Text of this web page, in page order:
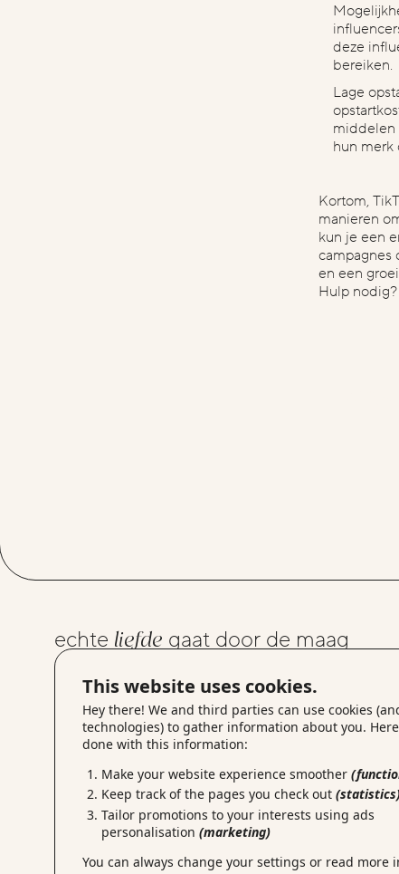
This website uses cookies.
Hey there! We and third parties can use cookies
technologies) to gather information about you.
done with this information:
Make your website experience smoother
Keep track of the pages you check out
Tailor promotions to your interests using ads
personalisation (marketing)
You can always change your settings or read more
deze
bereiken.
Lage
middelen
hun merk
​​​​​​Kortom,
manieren
kun je een
campagnes
en een
Hulp nodig?
echte liefde gaat door de maag
see our menu